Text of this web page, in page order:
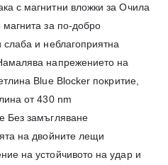
с магнитни вложки за Очила
за по-добро
и неблагоприятна
напрежението на
Blue Blocker покритие,
от 430 nm
Без замъгляване
на двойните лещи
на устойчивото на удар и